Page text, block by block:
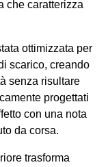
che caratterizza
ottimizzata per
scarico, creando
senza risultare
progettati
con una nota
da corsa.
trasforma